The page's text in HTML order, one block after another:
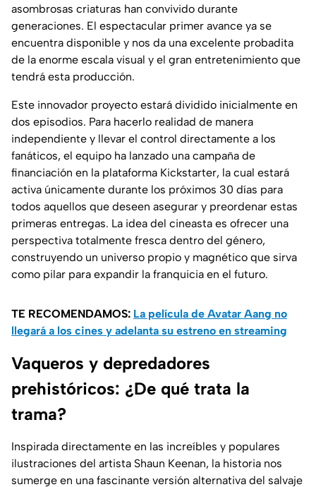
asombrosas criaturas han convivido durante
generaciones. El espectacular primer avance ya se
encuentra disponible y nos da una excelente probadita
de la enorme escala visual y el gran entretenimiento que
tendrá esta producción.
Este innovador proyecto estará dividido inicialmente en
dos episodios. Para hacerlo realidad de manera
independiente y llevar el control directamente a los
fanáticos, el equipo ha lanzado una campaña de
financiación en la plataforma Kickstarter, la cual estará
activa únicamente durante los próximos 30 días para
todos aquellos que deseen asegurar y preordenar estas
primeras entregas. La idea del cineasta es ofrecer una
perspectiva totalmente fresca dentro del género,
construyendo un universo propio y magnético que sirva
como pilar para expandir la franquicia en el futuro.
TE RECOMENDAMOS: La película de Avatar Aang no
llegará a los cines y adelanta su estreno en streaming
Vaqueros y depredadores
prehistóricos: ¿De qué trata la
trama?
Inspirada directamente en las increíbles y populares
ilustraciones del artista Shaun Keenan, la historia nos
sumerge en una fascinante versión alternativa del salvaje